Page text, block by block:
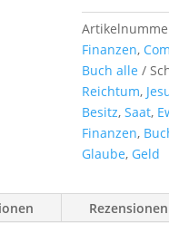
Ewigkeit
-
Buch
Menge
Finanzen,
Buch alle
Reichtum,
Besitz, Saat,
Finanzen,
Glaube, Geld